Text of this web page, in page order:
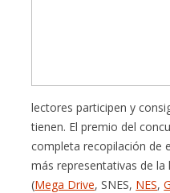
lectores participen y
tienen. El premio del
completa recopilación de
más representativas de
(Mega Drive, SNES, NES,